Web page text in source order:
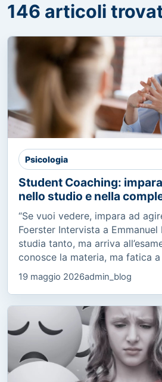
146 articoli
Psicologia
Student Coaching:
nello studio e nella
“Se vuoi vedere, impara ad
Foerster Intervista a Emmanuel
studia tanto, ma arriva
conosce la materia, ma fatica a
19 maggio 2026admin_blog